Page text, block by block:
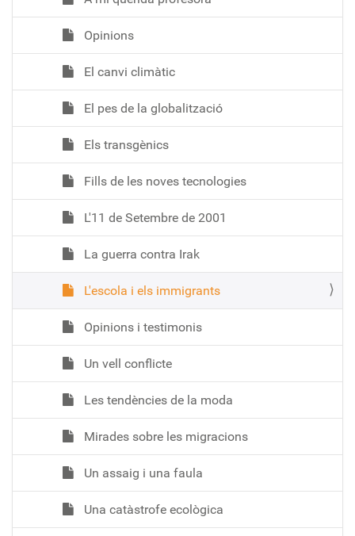
Opinions
El canvi climàtic
El pes de la globalització
Els transgènics
Fills de les noves tecnologies
L'11 de Setembre de 2001
La guerra contra Irak
L'escola i els immigrants
Opinions i testimonis
Un vell conflicte
Les tendències de la moda
Mirades sobre les migracions
Un assaig i una faula
Una catàstrofe ecològica